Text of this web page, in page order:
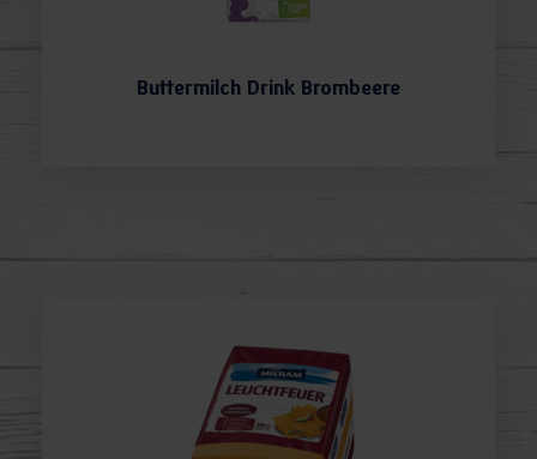
Buttermilch Drink Brombeere